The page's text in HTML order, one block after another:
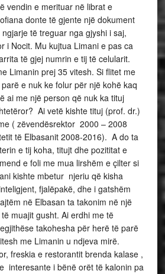
vendin e merituar në librat e
donte të gjente një dokument
të treguar nga gjyshi i saj,
i Nocit. Mu kujtua Limani e pas ca
të gjej numrin e tij të celularit.
Limanin prej 35 vitesh. Si flitet me
e nuk ke folur për një kohë kaq
ai me një person që nuk ka tituj
Ai vetë kishte tituj (prof. dr.)
( zëvendësrektor 2000 – 2008
të Elbasanit 2008-2016). A do ta
e tij koha, titujt dhe pozititat e
e foli me mua lirshëm e çilter si
kishte mbetur njeriu që kisha
fjalëpakë, dhe i gatshëm
në Elbasan ta takonim në një
muajit gusht. Ai erdhi me të
takohesha për herë të parë
me Limanin u ndjeva mirë.
freskia e restorantit brenda kalase ,
interesante i bënë orët të kalonin pa